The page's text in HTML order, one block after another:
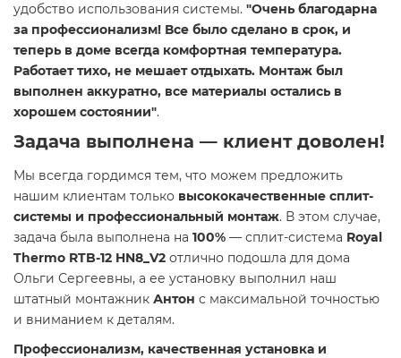
удобство использования системы. "Очень благодарна
за профессионализм! Все было сделано в срок, и
теперь в доме всегда комфортная температура.
Работает тихо, не мешает отдыхать. Монтаж был
выполнен аккуратно, все материалы остались в
хорошем состоянии".
Задача выполнена — клиент доволен!
Мы всегда гордимся тем, что можем предложить
нашим клиентам только высококачественные сплит-
системы и профессиональный монтаж. В этом случае,
задача была выполнена на 100% — сплит-система Royal
Thermo RTB-12 HN8_V2 отлично подошла для дома
Ольги Сергеевны, а ее установку выполнил наш
штатный монтажник Антон с максимальной точностью
и вниманием к деталям.
Профессионализм, качественная установка и